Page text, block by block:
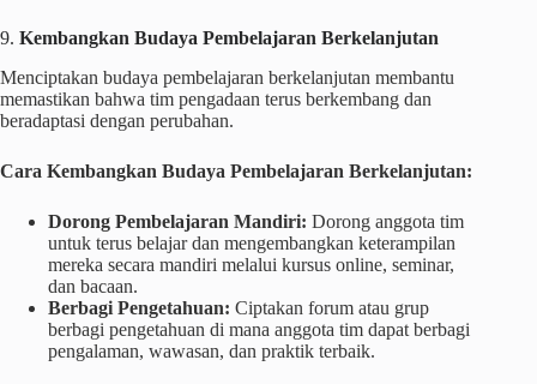
9. Kembangkan Budaya Pembelajaran Berkelanjutan
Menciptakan budaya pembelajaran berkelanjutan membantu
memastikan bahwa tim pengadaan terus berkembang dan
beradaptasi dengan perubahan.
Cara Kembangkan Budaya Pembelajaran Berkelanjutan:
Dorong Pembelajaran Mandiri: Dorong anggota tim
untuk terus belajar dan mengembangkan keterampilan
mereka secara mandiri melalui kursus online, seminar,
dan bacaan.
Berbagi Pengetahuan: Ciptakan forum atau grup
berbagi pengetahuan di mana anggota tim dapat berbagi
pengalaman, wawasan, dan praktik terbaik.